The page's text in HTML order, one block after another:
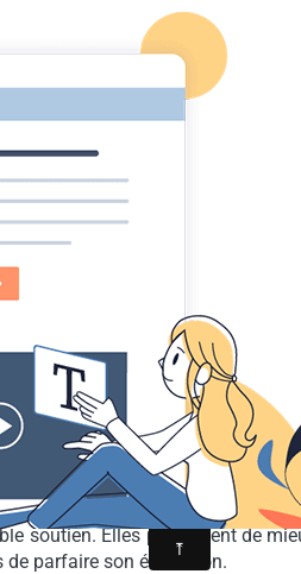
reconnue d'Intérêt Général)
d'avoir un foyer aimant et
dans les meilleures
personne vivant seule, au sein
recueille et pour l’association.
d’un foyer aimant et
soutien. Elles permettent de
parfaire son éducation.